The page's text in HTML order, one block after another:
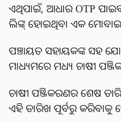
ଏଥିପାଇଁ, ଆଧାର OTP
ଲିଙ୍କ୍ ହୋଇଥିବା ଏକ
ପଞ୍ଚାୟତ ସହାୟକଙ୍କ ସହ
ମାଧ୍ୟମରେ ମଧ୍ୟ ଚାଷୀ
ଚାଷୀ ପଞ୍ଜିକରଣର ଶେଷ
ଏହି ତାରିଖ ପୂର୍ବରୁ କରିବାକୁ